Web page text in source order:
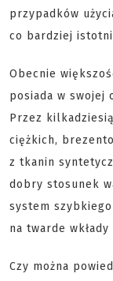
przypadków
co bardziej
Obecnie
posiada w swojej
Przez
ciężkich,
z tkanin
dobry stosunek
system
na twarde
Czy można